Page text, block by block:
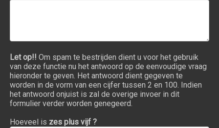
Let op!! Om spam te bestrijden dient u voor het gebruik
van deze functie nu het antwoord op de eenvoudige vraag
hieronder te geven. Het antwoord dient gegeven te
worden in de vorm van een cijfer tussen 2 en 100. Indien
het antwoord onjuist is zal de overige invoer in dit
formulier verder worden genegeerd.
Hoeveel is zes plus vijf ?